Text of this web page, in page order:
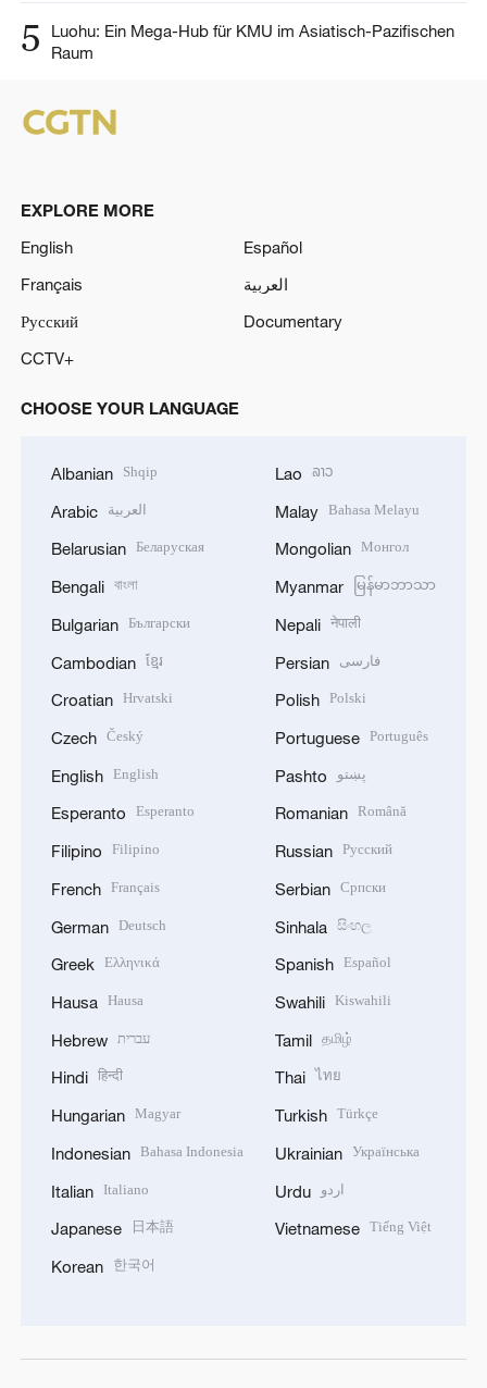
5
Luohu: Ein Mega-Hub für KMU im Asiatisch-Pazifischen
Raum
EXPLORE MORE
English
Español
Français
العربية
Русский
Documentary
CCTV+
CHOOSE YOUR LANGUAGE
Albanian Shqip
Arabic العربية
Belarusian Беларуская
Bengali বাংলা
Bulgarian Български
Cambodian ខ្មែរ
Croatian Hrvatski
Czech Český
English English
Esperanto Esperanto
Filipino Filipino
French Français
German Deutsch
Greek Ελληνικά
Hausa Hausa
Hebrew עברית
Hindi हिन्दी
Hungarian Magyar
Indonesian Bahasa Indonesia
Italian Italiano
Japanese 日本語
Korean 한국어
Lao ລາວ
Malay Bahasa Melayu
Mongolian Монгол
Myanmar မြန်မာဘာသာ
Nepali नेपाली
Persian فارسی
Polish Polski
Portuguese Português
Pashto پښتو
Romanian Română
Russian Русский
Serbian Српски
Sinhala සිංහල
Spanish Español
Swahili Kiswahili
Tamil தமிழ்
Thai ไทย
Turkish Türkçe
Ukrainian Українська
Urdu اردو
Vietnamese Tiếng Việt